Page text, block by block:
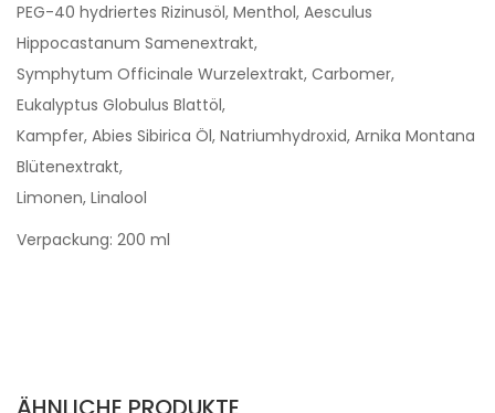
PEG-40 hydriertes Rizinusöl, Menthol, Aesculus
Hippocastanum Samenextrakt,
Symphytum Officinale Wurzelextrakt, Carbomer,
Eukalyptus Globulus Blattöl,
Kampfer, Abies Sibirica Öl, Natriumhydroxid, Arnika Montana
Blütenextrakt,
Limonen, Linalool
Verpackung: 200 ml